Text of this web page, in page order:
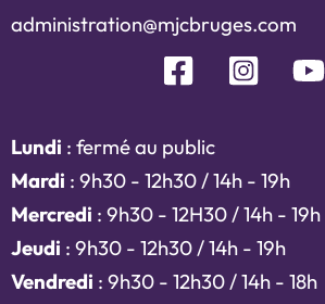
administration@mjcbruges.com
Lundi : fermé au public
Mardi : 9h30 - 12h30 / 14h - 19h
Mercredi : 9h30 - 12H30 / 14h - 19h
Jeudi : 9h30 - 12h30 / 14h - 19h
Vendredi : 9h30 - 12h30 / 14h - 18h